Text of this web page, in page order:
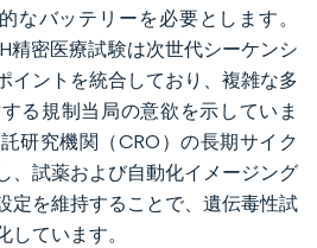
なバッテリーを必要とします。
精密医療試験は次世代シーケンシ
イントを統合しており、複雑な多
る規制当局の意欲を示していま
研究機関（CRO）の長期サイク
、試薬および自動化イメージング
定を維持することで、遺伝毒性試
ています。